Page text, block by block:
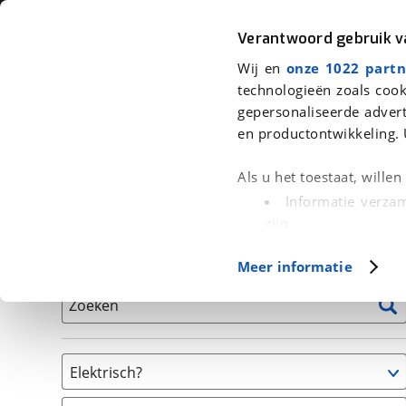
Verantwoord gebruik
Wij en onze 1022
technologieën zoals
gepersonaliseerde
en productontwikkeling.
Als u het toestaat, willen
Informatie
(fingerprinting)
in. U
Cookieverklaring.
Met cookies en
Functionele cookies
Meer informatie
Auto Fiets Motor
We hebben 0 fietsen voor je
Zoeken
Elektrisch?
Niet elektrisch (0)